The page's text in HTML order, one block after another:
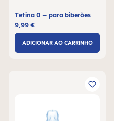
Tetina 0 – para biberões
9,99 €
ADICIONAR AO CARRINHO